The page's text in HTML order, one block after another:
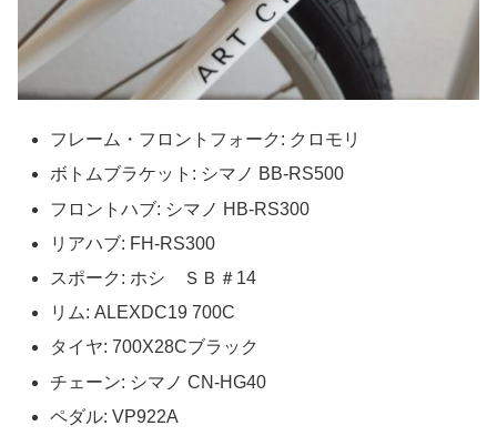
フレーム・フロントフォーク: クロモリ
ボトムブラケット: シマノ BB-RS500
フロントハブ: シマノ HB-RS300
リアハブ: FH-RS300
スポーク: ホシ ＳＢ＃14
リム: ALEXDC19 700C
タイヤ: 700X28Cブラック
チェーン: シマノ CN-HG40
ペダル: VP922A